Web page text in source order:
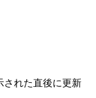
された直後に更新